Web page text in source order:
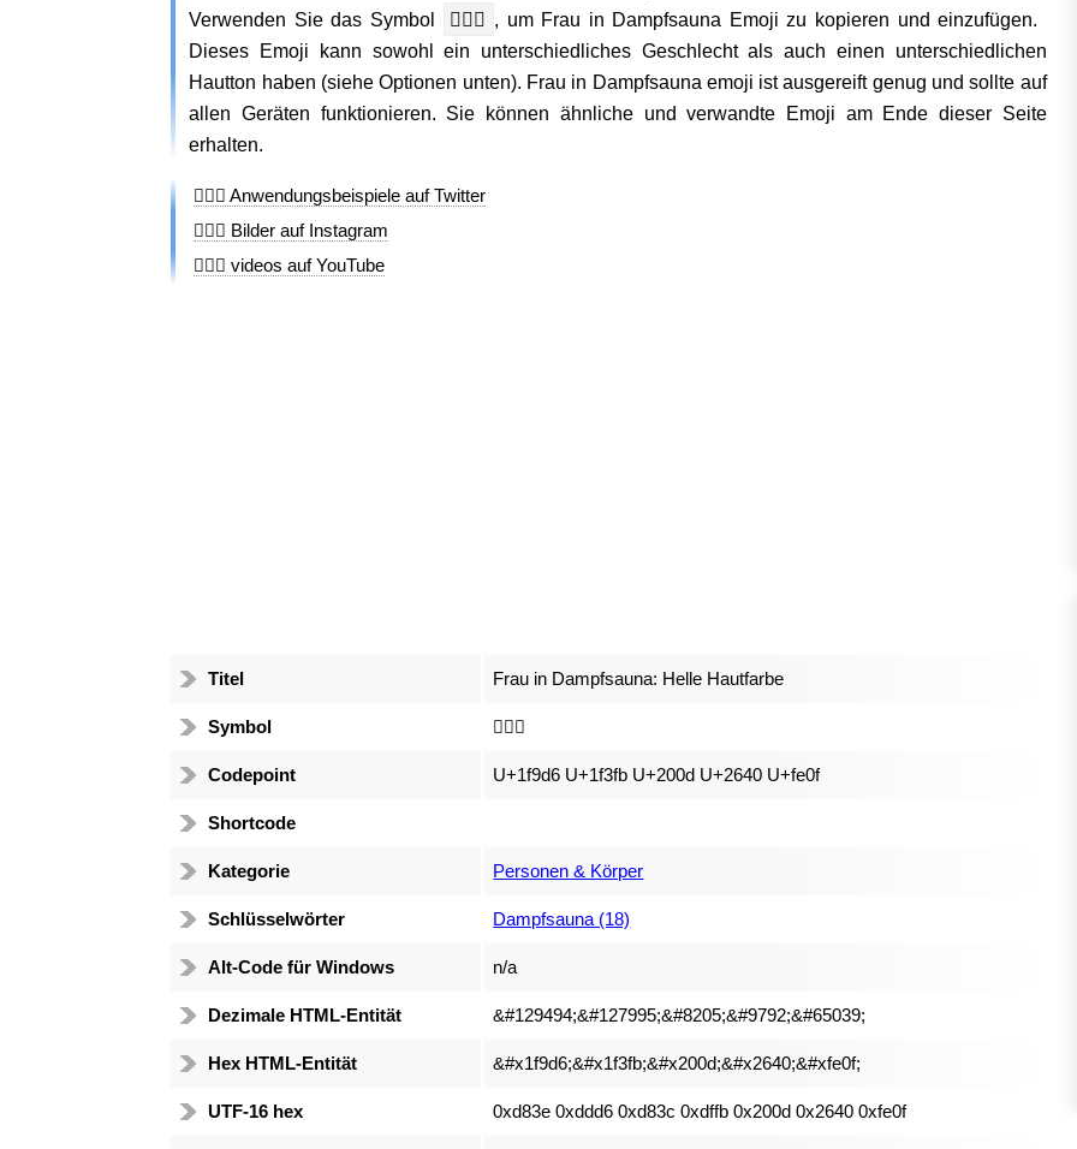
Verwenden Sie das Symbol
🧖🏻‍♀️ , um Frau in Dampfsauna Emoji zu kopieren und einzufügen.
Dieses Emoji kann sowohl ein unterschiedliches Geschlecht als auch einen unterschiedlichen
Hautton haben (siehe Optionen unten). Frau in Dampfsauna emoji ist ausgereift genug und sollte auf
allen Geräten funktionieren. Sie können ähnliche und verwandte Emoji am Ende dieser Seite
erhalten.
🧖🏻‍♀️ Anwendungsbeispiele auf Twitter
🧖🏻‍♀️ Bilder auf Instagram
🧖🏻‍♀️ videos auf YouTube
Titel Frau in Dampfsauna: Helle Hautfarbe
Symbol 🧖🏻‍♀️
Codepoint U+1f9d6 U+1f3fb U+200d U+2640 U+fe0f
Shortcode
Kategorie Personen & Körper
Schlüsselwörter Dampfsauna (18)
Alt-Code für Windows n/a
Dezimale HTML-Entität &#129494;&#127995;&#8205;&#9792;&#65039;
Hex HTML-Entität &#x1f9d6;&#x1f3fb;&#x200d;&#x2640;&#xfe0f;
UTF-16 hex 0xd83e 0xddd6 0xd83c 0xdffb 0x200d 0x2640 0xfe0f